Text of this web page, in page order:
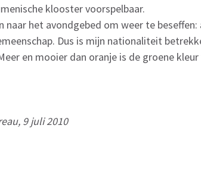
klooster voorspelbaar.
naar het avondgebed om weer te
Dus is mijn nationaliteit
en mooier dan oranje is de groene
9 juli 2010